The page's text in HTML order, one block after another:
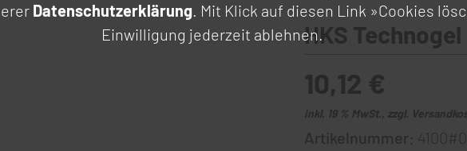
HKS
10,12 €
inkl. 19 % MwSt., zzgl.
Artikelnummer:
Datenschutzerklärung. Mit Klick auf diesen Link »Cookies
Einwilligung jederzeit ablehnen.